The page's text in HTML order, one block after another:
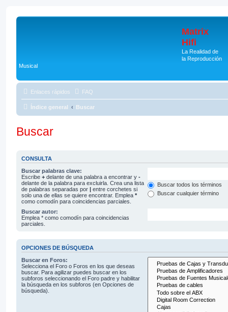
Matrix
Hifi
La Realidad de
la Reproducción
Musical
Enlaces rápidos FAQ
Índice general Buscar
Buscar
CONSULTA
Buscar palabras clave:
Escribe + delante de una palabra a encontrar y -
delante de la palabra para excluirla. Crea una lista
de palabras separadas por
entre corchetes si
solo una de ellas se quiere encontrar. Emplea *
como comodín para coincidencias parciales.
Buscar todos los términos
Buscar cualquier término
Buscar autor:
Emplea * como comodín para coincidencias
parciales.
OPCIONES DE BÚSQUEDA
Buscar en Foros:
Selecciona el Foro o Foros en los que deseas
buscar. Para agilizar puedes buscar en los
subforos seleccionando el Foro padre y habilitar
la búsqueda en los subforos (en Opciones de
búsqueda).